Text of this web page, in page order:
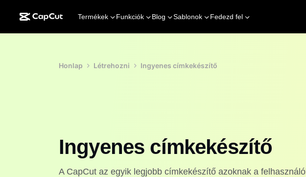
Termékek Funkciók Blog Sablonok Fedezd fel
Honlap Létrehozni Ingyenes címkekészítő
Ingyenes címkekészítő
A CapCut az egyik legjobb címkekészítő azoknak a